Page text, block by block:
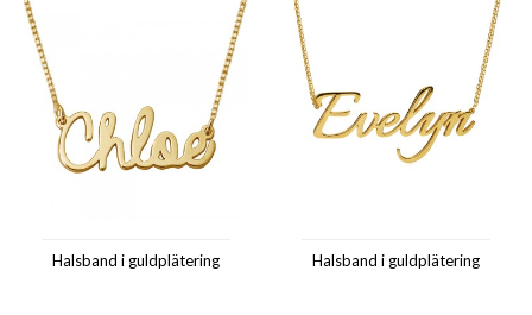
Halsband i guldplätering Halsband i guldplätering